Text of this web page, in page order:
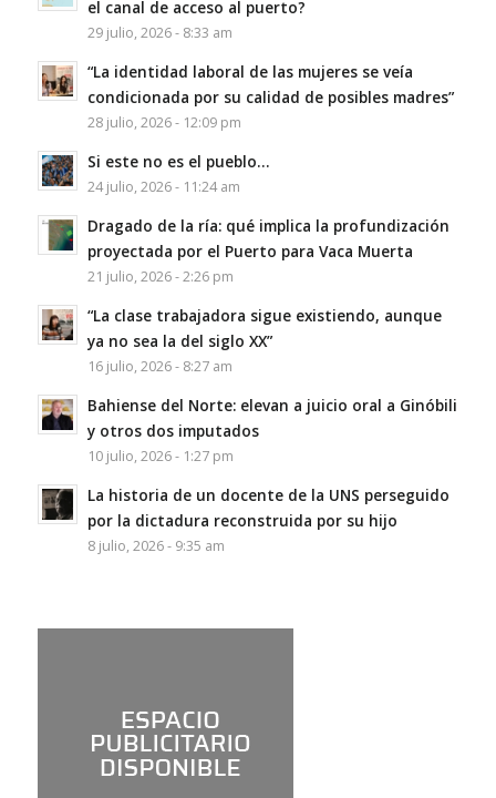
el canal de acceso al puerto?
29 julio, 2026 - 8:33 am
“La identidad laboral de las mujeres se veía
condicionada por su calidad de posibles madres”
28 julio, 2026 - 12:09 pm
Si este no es el pueblo…
24 julio, 2026 - 11:24 am
Dragado de la ría: qué implica la profundización
proyectada por el Puerto para Vaca Muerta
21 julio, 2026 - 2:26 pm
“La clase trabajadora sigue existiendo, aunque
ya no sea la del siglo XX”
16 julio, 2026 - 8:27 am
Bahiense del Norte: elevan a juicio oral a Ginóbili
y otros dos imputados
10 julio, 2026 - 1:27 pm
La historia de un docente de la UNS perseguido
por la dictadura reconstruida por su hijo
8 julio, 2026 - 9:35 am